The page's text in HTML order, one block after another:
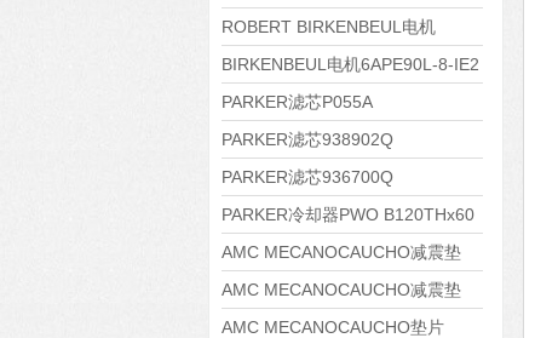
8APE90S-4 IE3
ROBERT BIRKENBEUL电机
8APE80M-2K-IE3
BIRKENBEUL电机6APE90L-8-IE2
PARKER滤芯P055A
PARKER滤芯938902Q
PARKER滤芯936700Q
PARKER冷却器PWO B120THx60
AMC MECANOCAUCHO减震垫
138552
AMC MECANOCAUCHO减震垫
138551
AMC MECANOCAUCHO垫片